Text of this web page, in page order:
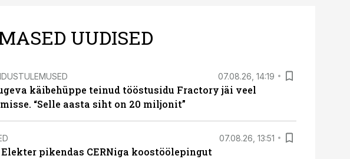
UUDISED
07.08.26, 14:19
käibehüppe teinud tööstusidu Fractory jäi veel
“Selle aasta siht on 20 miljonit”
07.08.26, 13:51
Elekter pikendas CERNiga koostöölepingut